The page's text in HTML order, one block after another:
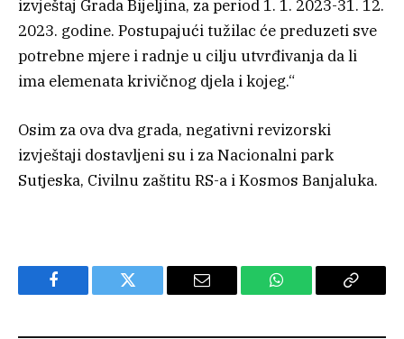
izvještaj Grada Bijeljina, za period 1. 1. 2023-31. 12.
2023. godine. Postupajući tužilac će preduzeti sve
potrebne mjere i radnje u cilju utvrđivanja da li
ima elemenata krivičnog djela i kojeg.“
Osim za ova dva grada, negativni revizorski
izvještaji dostavljeni su i za Nacionalni park
Sutjeska, Civilnu zaštitu RS-a i Kosmos Banjaluka.
Facebook Twitter Email WhatsApp Copy